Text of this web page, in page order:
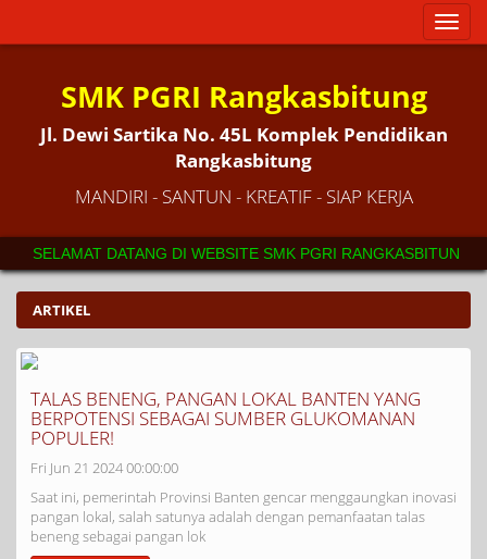
Toggle
SMK PGRI Rangkasbitung
Jl. Dewi Sartika No. 45L Komplek Pendidikan
Rangkasbitung
MANDIRI - SANTUN - KREATIF - SIAP KERJA
DATANG DI WEBSITE SMK PGRI RANGKASBITUNG.
ARTIKEL
TALAS BENENG, PANGAN LOKAL BANTEN YANG
BERPOTENSI SEBAGAI SUMBER GLUKOMANAN
POPULER!
Fri Jun 21 2024 00:00:00
Saat ini, pemerintah Provinsi Banten gencar menggaungkan inovasi
pangan lokal, salah satunya adalah dengan pemanfaatan talas
beneng sebagai pangan lok